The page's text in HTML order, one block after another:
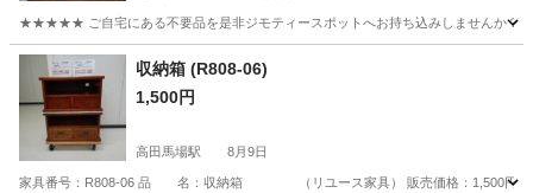
★★★★★ ご自宅にある不要品を是非ジモティースポットへお持ち込みしませんか？
東京 町田市 収納家具
収納箱 (R808-06)
1,500円
高田馬場駅 8月9日
家具番号：R808-06 品 名：収納箱 （リユース家具） 販売価格：1,500円 サ